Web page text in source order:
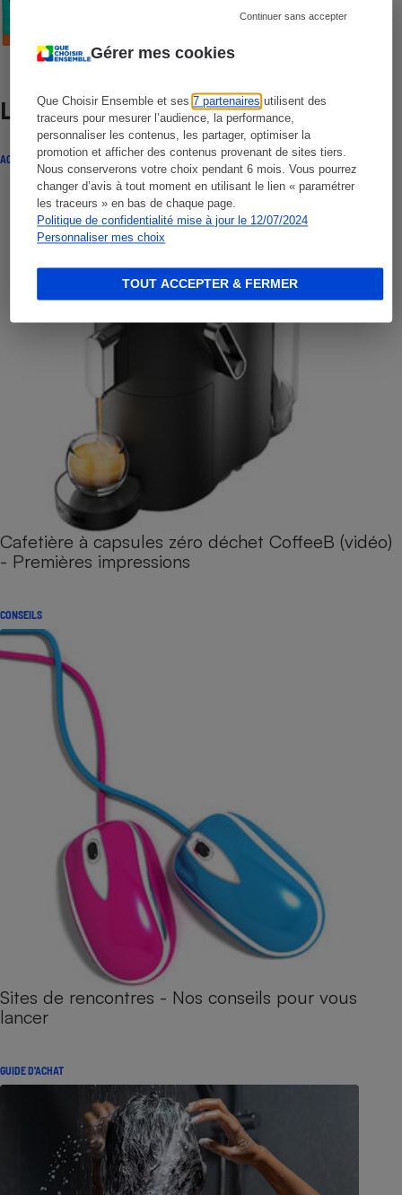
Gérer mes cookies
Que Choisir Ensemble et ses7 partenaires utilisent des
traceurs pour mesurer l’audience, la performance,
personnaliser les contenus, les partager, optimiser la
promotion et afficher des contenus provenant de sites tiers.
Nous conserverons votre choix pendant 6 mois. Vous pourrez
changer d’avis à tout moment en utilisant le lien « paramétrer
les traceurs » en bas de chaque page.
Politique de confidentialité mise à jour le 12/07/2024
Personnaliser mes choix
Continuer sans accepter
TOUT ACCEPTER & FERMER
Lire aussi
ACTUALITÉ
Cafetière à capsules zéro déchet CoffeeB (vidéo)
- Premières impressions
CONSEILS
Sites de rencontres - Nos conseils pour vous
lancer
GUIDE D'ACHAT